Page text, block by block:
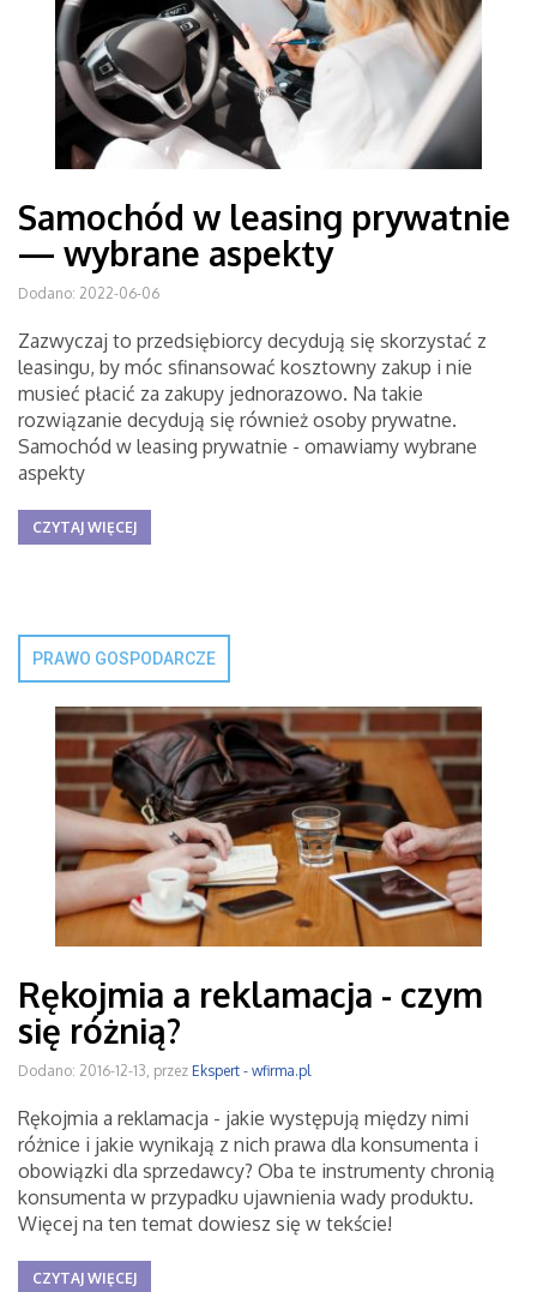
Samochód w leasing prywatnie
— wybrane aspekty
Dodano: 2022-06-06
Zazwyczaj to przedsiębiorcy decydują się skorzystać z
leasingu, by móc sfinansować kosztowny zakup i nie
musieć płacić za zakupy jednorazowo. Na takie
rozwiązanie decydują się również osoby prywatne.
Samochód w leasing prywatnie - omawiamy wybrane
aspekty
CZYTAJ WIĘCEJ
PRAWO GOSPODARCZE
Rękojmia a reklamacja - czym
się różnią?
Dodano: 2016-12-13, przez Ekspert - wfirma.pl
Rękojmia a reklamacja - jakie występują między nimi
różnice i jakie wynikają z nich prawa dla konsumenta i
obowiązki dla sprzedawcy? Oba te instrumenty chronią
konsumenta w przypadku ujawnienia wady produktu.
Więcej na ten temat dowiesz się w tekście!
CZYTAJ WIĘCEJ